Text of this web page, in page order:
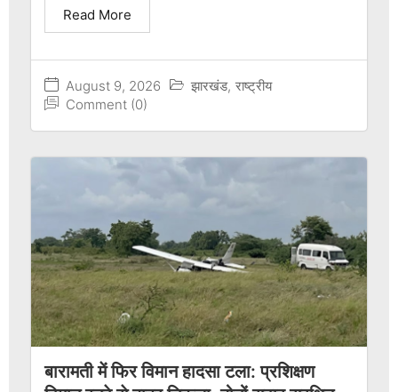
August 9, 2026 झारखंड, राष्ट्रीय
Comment (0)
Read More
बारामती में फिर विमान हादसा टला: प्रशिक्षण